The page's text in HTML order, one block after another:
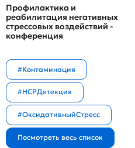
Профилактика и
реабилитация негативных
стрессовых воздействий -
конференция
#Контаминация
#HCPДетекция
#ОксидативныйСтресс